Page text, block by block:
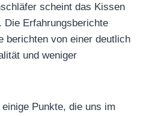
scheint das Kissen
Die Erfahrungsberichte
berichten von einer deutlich
und weniger
Punkte, die uns im